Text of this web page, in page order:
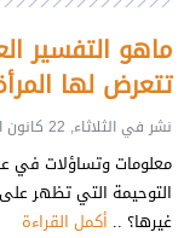
ماهو التفسير
تتعرض لها
نشر في الثلاثاء, 22 كانون الثاني 2019
معلومات وتساؤلات في
التوحيمة التي تظهر
غيرها؟ .. أكمل القراءة